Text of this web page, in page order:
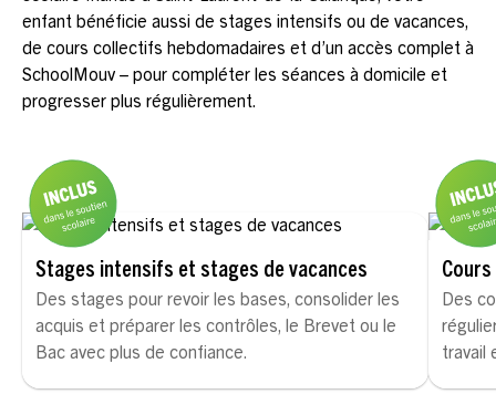
enfant bénéficie aussi de stages intensifs ou de vacances,
de cours collectifs hebdomadaires et d’un accès complet à
SchoolMouv – pour compléter les séances à domicile et
progresser plus régulièrement.
Stages intensifs et stages de vacances
Des stages pour revoir les bases, consolider les
acquis et préparer les contrôles, le Brevet ou le
Bac avec plus de confiance.
Des
travail